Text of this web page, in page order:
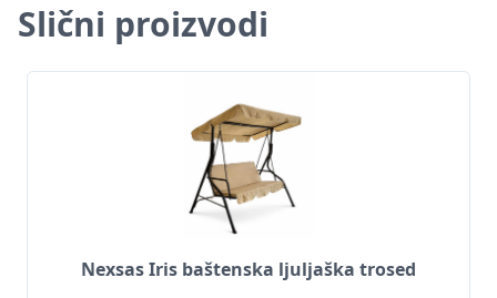
Slični proizvodi
Nexsas Iris baštenska ljuljaška trosed